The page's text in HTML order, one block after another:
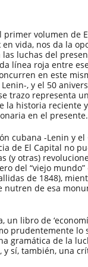
volumen de
vida, nos da la
luchas del
línea roja entre
en este
, y el 50
trazo representa
la historia reciente
en el presente.
cubana -Lenin y
de El Capital no
(y otras)
del “viejo
de 1848),
nutren de esa
un libro de
prudentemente
gramática de la
sí, también, una